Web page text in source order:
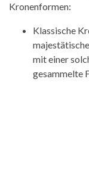
Kronenformen:
Klassische
mit einer
gesammelte